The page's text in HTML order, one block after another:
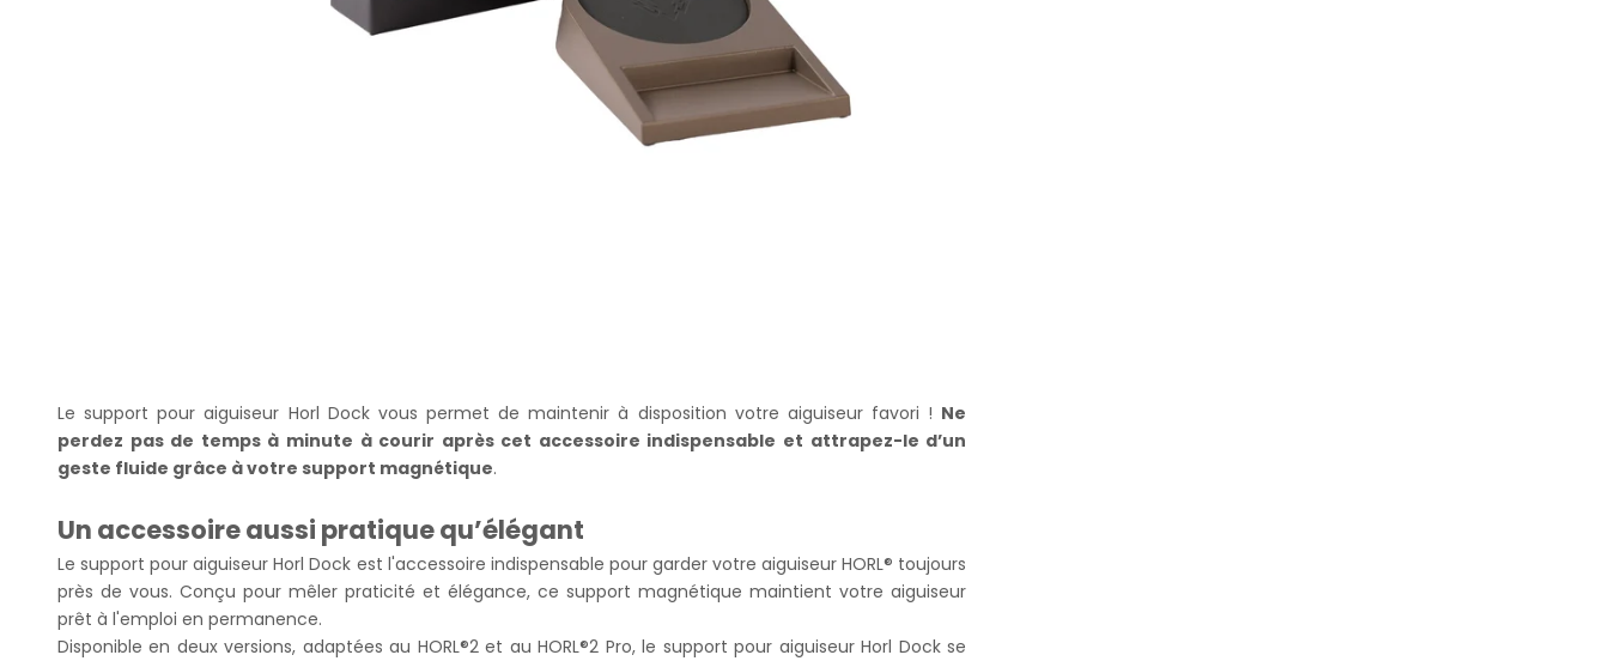
Le support pour aiguiseur Horl Dock vous permet de maintenir à disposition votre aiguiseur favori ! Ne
perdez pas de temps à minute à courir après cet accessoire indispensable et attrapez-le d’un
geste fluide grâce à votre support magnétique.
Un accessoire aussi pratique qu’élégant
Le support pour aiguiseur Horl Dock est l'accessoire indispensable pour garder votre aiguiseur HORL® toujours
près de vous. Conçu pour mêler praticité et élégance, ce support magnétique maintient votre aiguiseur
prêt à l'emploi en permanence.
Disponible en deux versions, adaptées au HORL®2 et au HORL®2 Pro, le support pour aiguiseur Horl Dock se